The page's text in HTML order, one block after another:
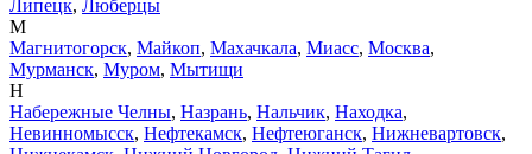
Липецк, Люберцы
М
Магнитогорск, Майкоп, Махачкала, Миасс, Москва,
Мурманск, Муром, Мытищи
Н
Набережные Челны, Назрань, Нальчик, Находка,
Невинномысск, Нефтекамск, Нефтеюганск, Нижневартовск,